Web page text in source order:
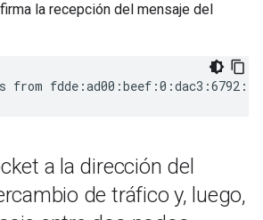
la recepción del mensaje del
from
a la dirección del
de tráfico y, luego,